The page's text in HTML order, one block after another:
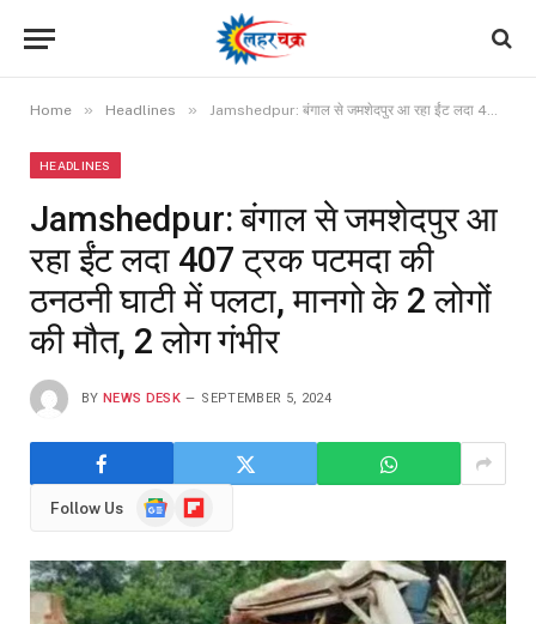
Home » Headlines » Jamshedpur: बंगाल से जमशेदपुर आ रहा ईंट लदा 407 ट्रक पटमदा की ठनठनी घाटी में पलटा, मानगो के 2 लोगों की मौत, 2 लोग गंभीर
HEADLINES
Jamshedpur: बंगाल से जमशेदपुर आ
रहा ईंट लदा 407 ट्रक पटमदा की
ठनठनी घाटी में पलटा, मानगो के 2 लोगों
की मौत, 2 लोग गंभीर
BY NEWS DESK SEPTEMBER 5, 2024
Follow Us
GoogleFlipboard